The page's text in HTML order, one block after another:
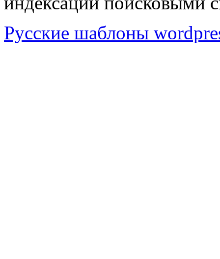
Русские шаблоны